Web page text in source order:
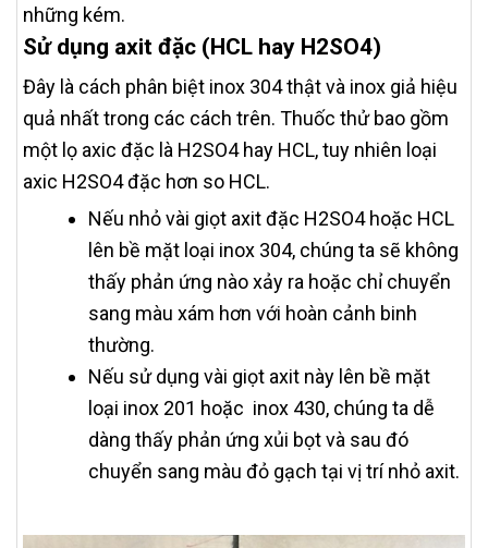
những kém.
Sử dụng axit đặc (HCL hay H2SO4)
Đây là cách phân biệt inox 304 thật và inox giả hiệu
quả nhất trong các cách trên. Thuốc thử bao gồm
một lọ axic đặc là H2SO4 hay HCL, tuy nhiên loại
axic H2SO4 đặc hơn so HCL.
Nếu nhỏ vài giọt axit đặc H2SO4 hoặc HCL
lên bề mặt loại inox 304, chúng ta sẽ không
thấy phản ứng nào xảy ra hoặc chỉ chuyển
sang màu xám hơn với hoàn cảnh binh
thường.
Nếu sử dụng vài giọt axit này lên bề mặt
loại inox 201 hoặc inox 430, chúng ta dễ
dàng thấy phản ứng xủi bọt và sau đó
chuyển sang màu đỏ gạch tại vị trí nhỏ axit.